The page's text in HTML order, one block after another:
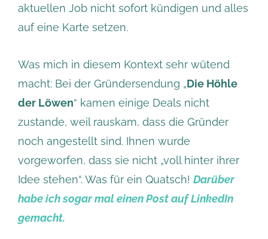
aktuellen Job nicht sofort kündigen und alles
auf eine Karte setzen.
Was mich in diesem Kontext sehr wütend
macht: Bei der Gründersendung „Die Höhle
der Löwen“ kamen einige Deals nicht
zustande, weil rauskam, dass die Gründer
noch angestellt sind. Ihnen wurde
vorgeworfen, dass sie nicht „voll hinter ihrer
Idee stehen“. Was für ein Quatsch! Darüber
habe ich sogar mal einen Post auf LinkedIn
gemacht.